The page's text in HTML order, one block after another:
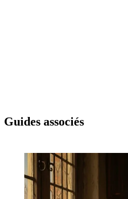
Guides associés